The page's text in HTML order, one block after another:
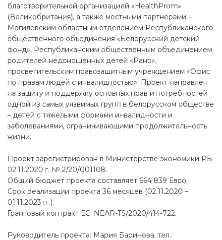
благотворительной организацией «HealthProm»
(Великобритания), а также местными партнерами –
Могилевским областным отделением Республиканского
общественного объединения «Белорусский детский
фонд», Республиканским общественным объединением
родителей недоношенных детей «Рано»,
просветительским правозащитным учреждением «Офис
по правам людей с инвалидностью». Проект направлен
на защиту и поддержку основных прав и потребностей
одной из самых уязвимых групп в белорусском обществе
– детей с тяжелыми формами инвалидности и
заболеваниями, ограничивающими продолжительность
жизни.
Проект зарегистрирован в Министерстве экономики РБ
02.11.2020 г. № 2/20/001108.
Общий бюджет проекта составляет 664 839 Евро.
Срок реализации проекта 36 месяцев (02.11.2020 –
01.11.2023 гг.).
Грантовый контракт ЕС: NEAR-TS/2020/414-722.
Руководитель проекта: Мария Баринова, тел.: